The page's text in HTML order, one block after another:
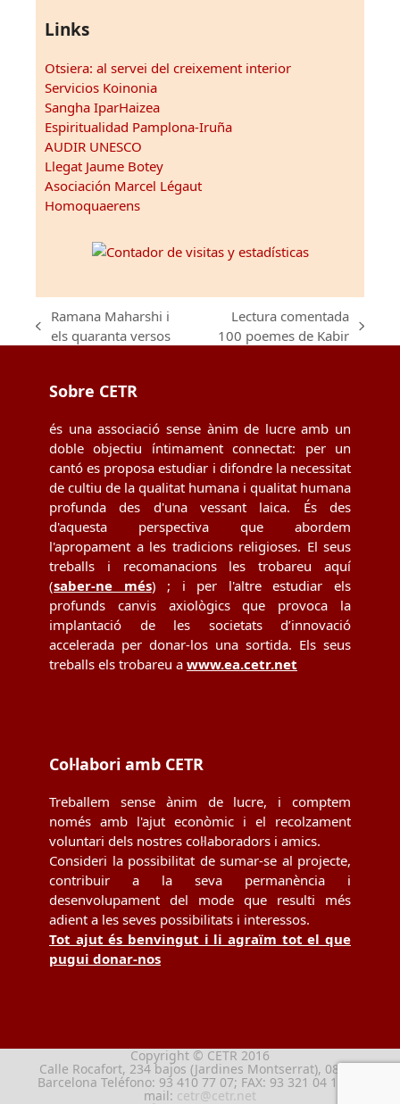
Links
Otsiera: al servei del creixement interior
Servicios Koinonia
Sangha IparHaizea
Espiritualidad Pamplona-Iruña
AUDIR UNESCO
Llegat Jaume Botey
Asociación Marcel Légaut
Homoquaerens
previous
Ramana Maharshi i
els quaranta versos
next
Lectura comentada
100 poemes de Kabir
Sobre CETR
és una associació sense ànim de lucre amb un
doble objectiu íntimament connectat: per un
cantó es proposa estudiar i difondre la necessitat
de cultiu de la qualitat humana i qualitat humana
profunda des d'una vessant laica. És des
d'aquesta perspectiva que abordem
l'apropament a les tradicions religioses. El seus
treballs i recomanacions les trobareu aquí
(saber-ne més) ; i per l'altre estudiar els
profunds canvis axiològics que provoca la
implantació de les societats d’innovació
accelerada per donar-los una sortida. Els seus
treballs els trobareu a www.ea.cetr.net
Col·labori amb CETR
Treballem sense ànim de lucre, i comptem
només amb l'ajut econòmic i el recolzament
voluntari dels nostres col·laboradors i amics.
Consideri la possibilitat de sumar-se al projecte,
contribuir a la seva permanència i
desenvolupament del mode que resulti més
adient a les seves possibilitats i interessos.
Tot ajut és benvingut i li agraïm tot el que
pugui donar-nos
Copyright © CETR 2016
Calle Rocafort, 234 bajos (Jardines Montserrat), 08029
Barcelona Teléfono: 93 410 77 07; FAX: 93 321 04 13; e-
mail: cetr@cetr.net